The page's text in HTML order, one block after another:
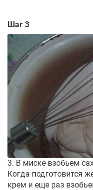
Шаг 3
3. В миске взобьем
Когда подготовится
крем и еще раз